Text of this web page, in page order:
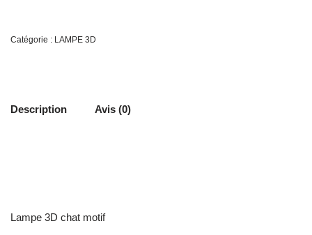
Catégorie : LAMPE 3D
Description Avis (0)
Lampe 3D chat motif